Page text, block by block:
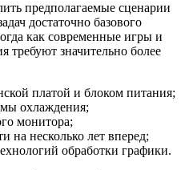
предполагаемые сценарии
достаточно базового
как современные игры и
требуют значительно более
платой и блоком питания;
охлаждения;
монитора;
на несколько лет вперед;
обработки графики.